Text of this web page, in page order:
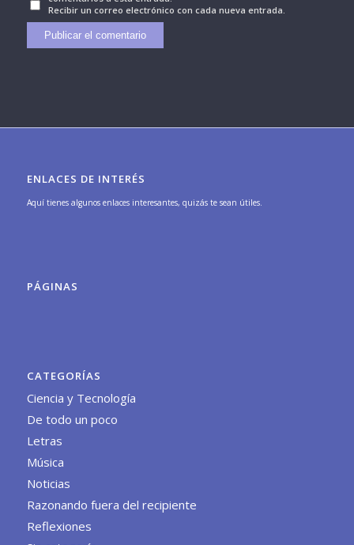
Recibir un correo electrónico con cada nueva entrada.
ENLACES DE INTERÉS
Aquí tienes algunos enlaces interesantes, quizás te sean útiles.
PÁGINAS
CATEGORÍAS
Ciencia y Tecnología
De todo un poco
Letras
Música
Noticias
Razonando fuera del recipiente
Reflexiones